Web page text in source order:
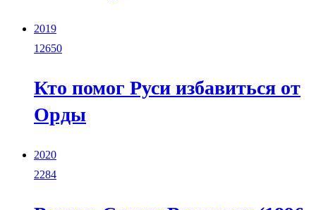
2019
12650
Кто помог Руси избавиться от
Орды
2020
2284